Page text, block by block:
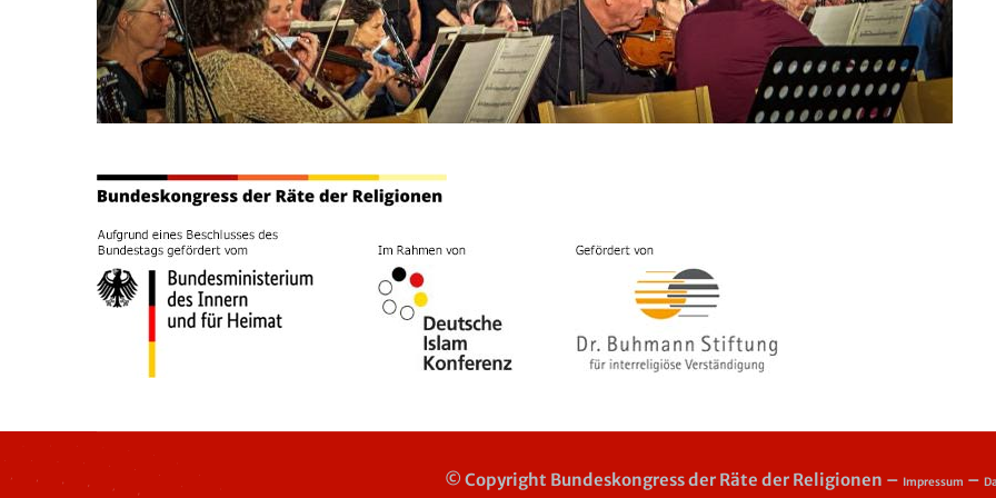
© Copyright Bundeskongress der Räte der Religionen – Impressum –